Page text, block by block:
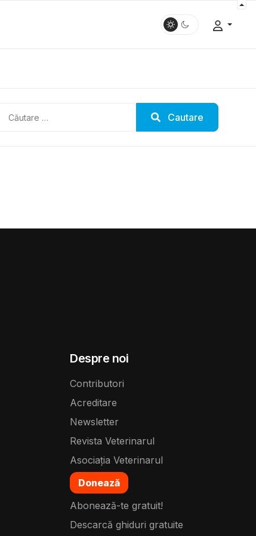
Cautare
Despre noi
Contributori
Acreditare
Newsletter
Revista Veterinarul
Asociația Veterinarul
Donează
Abonează-te gratuit!
Descarcă ghiduri gratuite